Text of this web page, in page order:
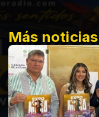
Más noticias